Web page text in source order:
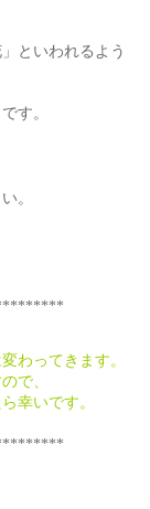
といわれるよう
す。
。
わってきます。
で、
幸いです。